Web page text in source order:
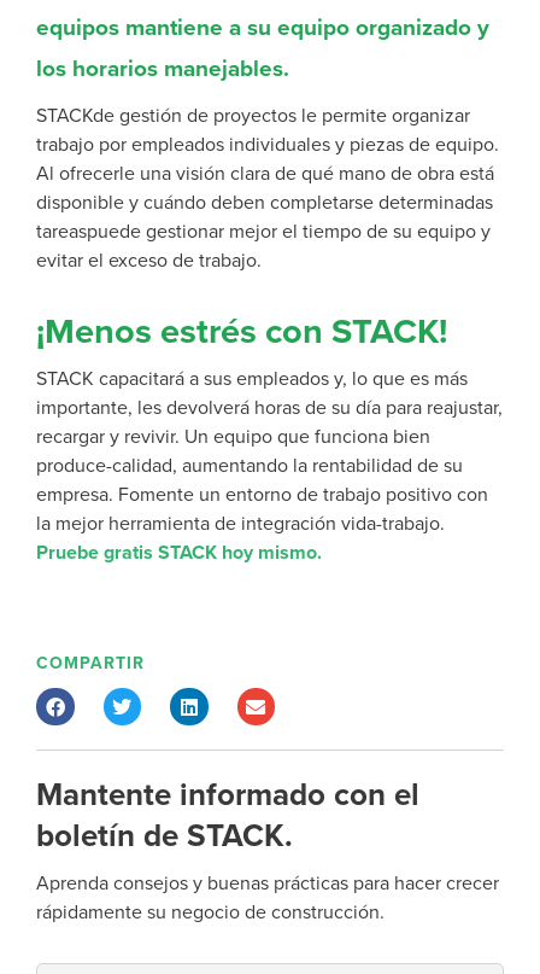
equipos mantiene a su equipo organizado y
los horarios manejables.
STACKde gestión de proyectos le permite organizar
trabajo por empleados individuales y piezas de equipo.
Al ofrecerle una visión clara de qué mano de obra está
disponible y cuándo deben completarse determinadas
tareaspuede gestionar mejor el tiempo de su equipo y
evitar el exceso de trabajo.
¡Menos estrés con STACK!
STACK capacitará a sus empleados y, lo que es más
importante, les devolverá horas de su día para reajustar,
recargar y revivir. Un equipo que funciona bien
produce-calidad, aumentando la rentabilidad de su
empresa. Fomente un entorno de trabajo positivo con
la mejor herramienta de integración vida-trabajo.
Pruebe gratis STACK hoy mismo.
COMPARTIR
Mantente informado con el
boletín de STACK.
Aprenda consejos y buenas prácticas para hacer crecer
rápidamente su negocio de construcción.